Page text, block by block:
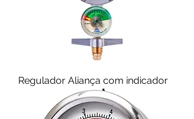
Regulador Aliança com indicador